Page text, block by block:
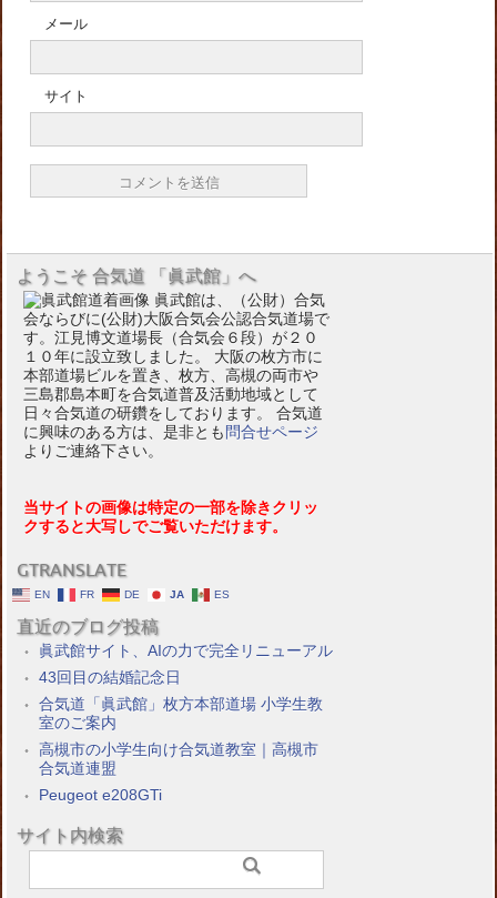
メール
サイト
ようこそ 合気道 「眞武館」へ
眞武館は、（公財）合気
会ならびに(公財)大阪合気会公認合気道場で
す。江見博文道場長（合気会６段）が２０
１０年に設立致しました。 大阪の枚方市に
本部道場ビルを置き、枚方、高槻の両市や
三島郡島本町を合気道普及活動地域として
日々合気道の研鑽をしております。 合気道
に興味のある方は、是非とも 問合せページ
よりご連絡下さい。
当サイトの画像は特定の一部を除きクリッ
クすると大写しでご覧いただけます。
GTRANSLATE
EN FR DE JA ES
直近のブログ投稿
眞武館サイト、AIの力で完全リニューアル
43回目の結婚記念日
合気道「眞武館」枚方本部道場 小学生教
室のご案内
高槻市の小学生向け合気道教室｜高槻市
合気道連盟
Peugeot e208GTi
サイト内検索